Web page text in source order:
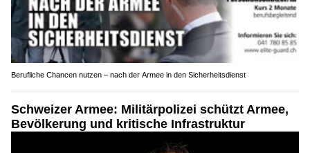
Berufliche Chancen nutzen – nach der Armee in den Sicherheitsdienst
Schweizer Armee: Militärpolizei schützt Armee,
Bevölkerung und kritische Infrastruktur